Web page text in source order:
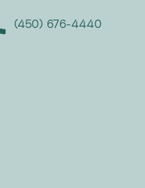
(450) 676-4440